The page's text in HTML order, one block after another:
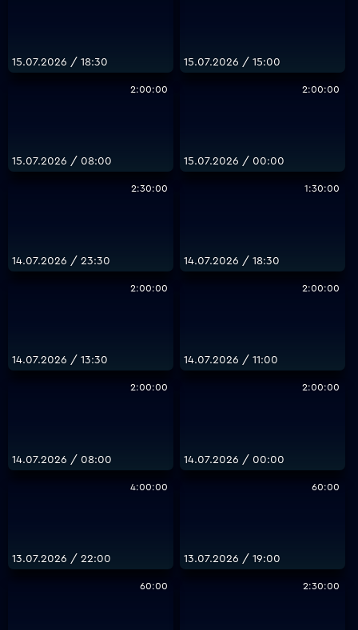
15.07.2026 / 18:30 15.07.2026 / 15:00
2:00:00
15.07.2026 / 08:00
2:00:00
15.07.2026 / 00:00
2:30:00
14.07.2026 / 23:30
1:30:00
14.07.2026 / 18:30
2:00:00
14.07.2026 / 13:30
2:00:00
14.07.2026 / 11:00
2:00:00
14.07.2026 / 08:00
2:00:00
14.07.2026 / 00:00
4:00:00
13.07.2026 / 22:00
60:00
13.07.2026 / 19:00
60:00 2:30:00